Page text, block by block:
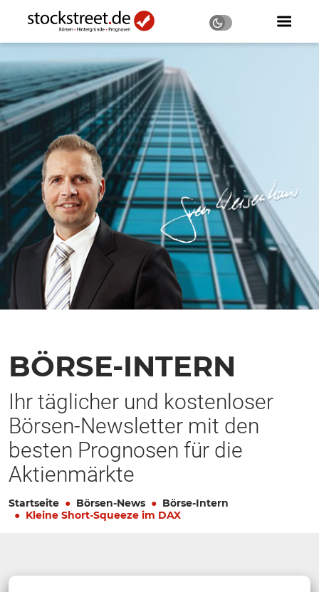
BÖRSE-INTERN
Ihr täglicher und kostenloser
Börsen-Newsletter mit den
besten Prognosen für die
Aktienmärkte
Startseite Börsen-News
Börse-Intern
Kleine Short-Squeeze im DAX